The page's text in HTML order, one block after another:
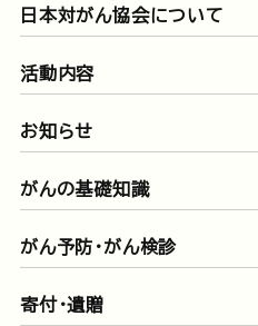
日本対がん協会について
活動内容
お知らせ
がんの基礎知識
がん予防・がん検診
寄付・遺贈